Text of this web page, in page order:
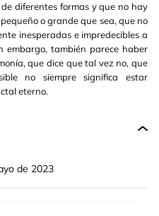
diferentes formas y que no hay
o grande que sea, que no
inesperadas e impredecibles a
embargo, también parece haber
que dice que tal vez no, que
no siempre significa estar
eterno.
de 2023